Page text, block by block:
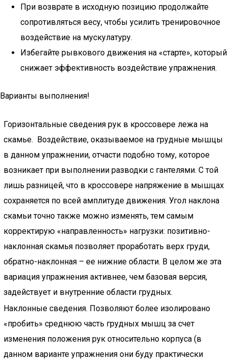
При возврате в исходную позицию продолжайте
сопротивляться весу, чтобы усилить тренировочное
воздействие на мускулатуру.
Избегайте рывкового движения на «старте», который
снижает эффективность воздействие упражнения.
Варианты выполнения!
Горизонтальные сведения рук в кроссовере лежа на
скамье. Воздействие, оказываемое на грудные мышцы
в данном упражнении, отчасти подобно тому, которое
возникает при выполнении разводки с гантелями. С той
лишь разницей, что в кроссовере напряжение в мышцах
сохраняется по всей амплитуде движения. Угол наклона
скамьи точно также можно изменять, тем самым
корректирую «направленность» нагрузки: позитивно-
наклонная скамья позволяет проработать верх груди,
обратно-наклонная – ее нижние области. В целом же эта
вариация упражнения активнее, чем базовая версия,
задействует и внутренние области грудных.
Наклонные сведения. Позволяют более изолировано
«пробить» среднюю часть грудных мышц за счет
изменения положения рук относительно корпуса (в
данном варианте упражнения они буду практически